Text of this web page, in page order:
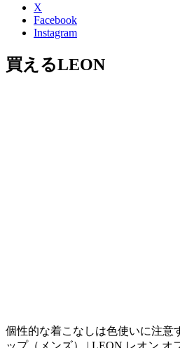
X
Facebook
Instagram
買えるLEON
個性的な着こなしは色使いに注意
ップ（メンズ） | LEON レオン オ